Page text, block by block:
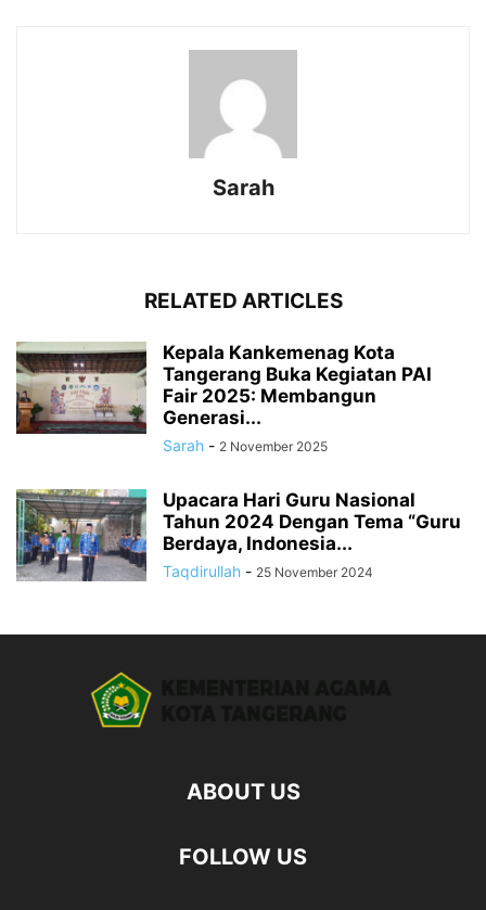
Sarah
RELATED ARTICLES
Kepala Kankemenag Kota
Tangerang Buka Kegiatan PAI
Fair 2025: Membangun
Generasi...
Sarah - 2 November 2025
Upacara Hari Guru Nasional
Tahun 2024 Dengan Tema “Guru
Berdaya, Indonesia...
Taqdirullah - 25 November 2024
ABOUT US
FOLLOW US